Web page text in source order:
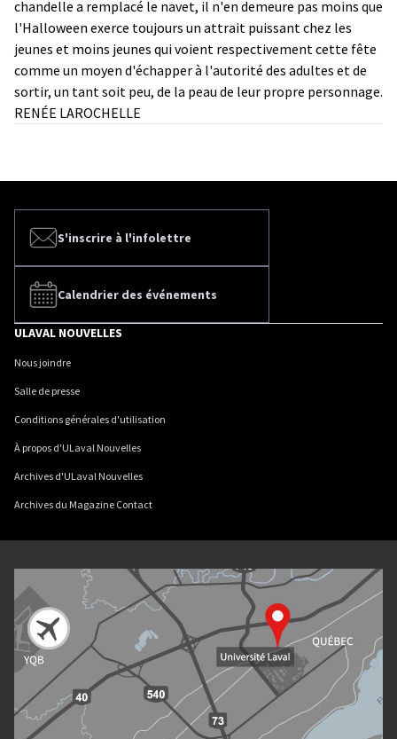
chandelle a remplacé le navet, il n'en demeure pas moins que
l'Halloween exerce toujours un attrait puissant chez les
jeunes et moins jeunes qui voient respectivement cette fête
comme un moyen d'échapper à l'autorité des adultes et de
sortir, un tant soit peu, de la peau de leur propre personnage.
RENÉE LAROCHELLE
S'inscrire à l'infolettre
Calendrier des événements
ULAVAL NOUVELLES
Nous joindre
Salle de presse
Conditions générales d'utilisation
À propos d'ULaval Nouvelles
Archives d'ULaval Nouvelles
Archives du Magazine Contact